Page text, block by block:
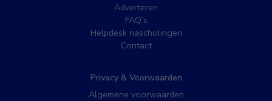
Adverteren
FAQ’s
Helpdesk nascholingen
Contact
Privacy & Voorwaarden
Algemene voorwaarden